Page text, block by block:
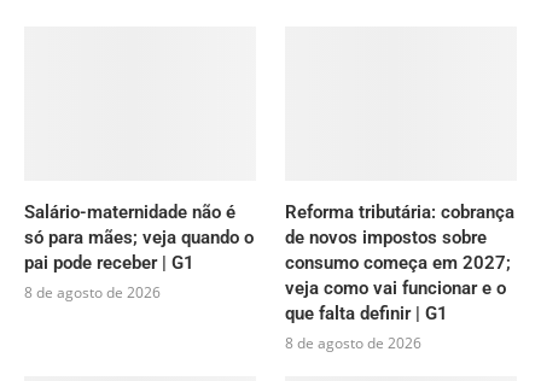
Salário-maternidade não é
só para mães; veja quando o
pai pode receber | G1
8 de agosto de 2026
Reforma tributária: cobrança
de novos impostos sobre
consumo começa em 2027;
veja como vai funcionar e o
que falta definir | G1
8 de agosto de 2026